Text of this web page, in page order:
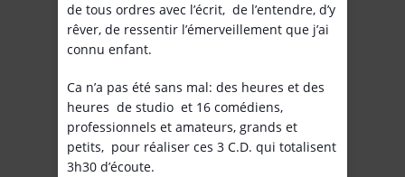
de tous ordres avec l’écrit, de l’entendre, d’y
rêver, de ressentir l’émerveillement que j’ai
connu enfant.
Ca n’a pas été sans mal: des heures et des
heures de studio et 16 comédiens,
professionnels et amateurs, grands et
petits, pour réaliser ces 3 C.D. qui totalisent
3h30 d’écoute.